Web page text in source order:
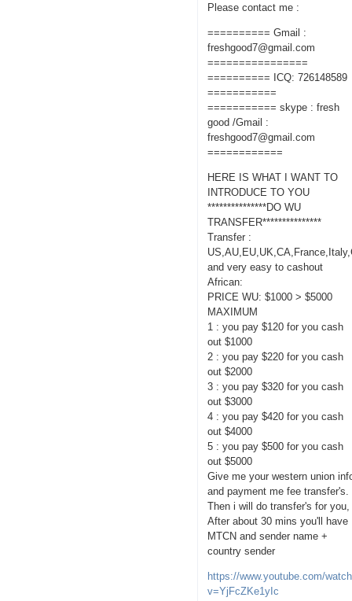
Please contact me :
========== Gmail :
freshgood7@gmail.com
================
========== ICQ: 726148589
===========
=========== skype : fresh
good /Gmail :
freshgood7@gmail.com
============
HERE IS WHAT I WANT TO
INTRODUCE TO YOU
***************DO WU
TRANSFER***************
Transfer :
and very easy to cashout
African:
PRICE WU: $1000 > $5000
MAXIMUM
1 : you pay $120 for you cash
out $1000
2 : you pay $220 for you cash
out $2000
3 : you pay $320 for you cash
out $3000
4 : you pay $420 for you cash
out $4000
5 : you pay $500 for you cash
out $5000
Give me your western union
and payment me fee transfer's.
Then i will do transfer's for you,
After about 30 mins you'll have
MTCN and sender name +
country sender
https://www.youtube.com/
v=YjFcZKe1yIc